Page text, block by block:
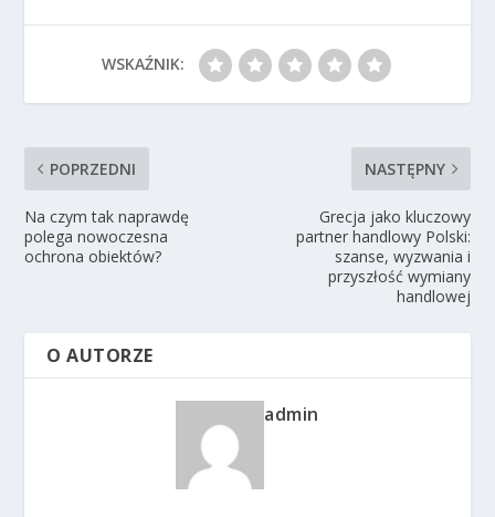
WSKAŹNIK:
POPRZEDNI
Na czym tak naprawdę
polega nowoczesna
ochrona obiektów?
NASTĘPNY
Grecja jako kluczowy
partner handlowy Polski:
szanse, wyzwania i
przyszłość wymiany
handlowej
O AUTORZE
admin